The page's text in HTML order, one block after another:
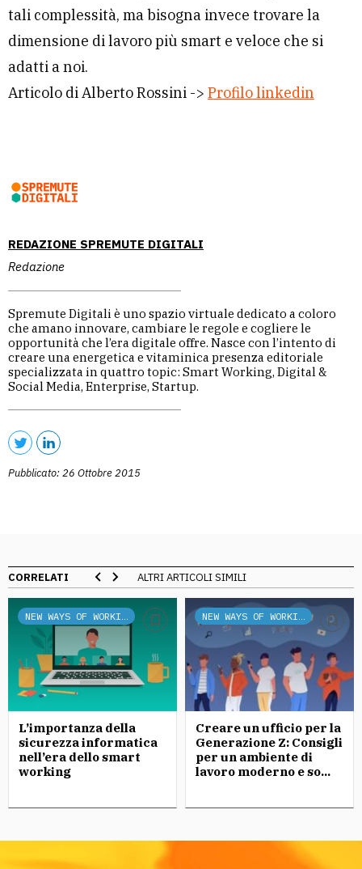
REDAZIONE SPREMUTE DIGITALI
Redazione
Spremute Digitali è uno spazio virtuale dedicato a coloro
che amano innovare, cambiare le regole e cogliere le
opportunità che l’era digitale offre. Nasce con l’intento di
creare una energetica e vitaminica presenza editoriale
specializzata in quattro topic: Smart Working, Digital &
Social Media, Enterprise, Startup.
Pubblicato: 26 Ottobre 2015
tali complessità, ma bisogna invece trovare la
dimensione di lavoro più smart e veloce che si
adatti a noi.
Articolo di Alberto Rossini -> Profilo linkedin
CORRELATI ALTRI ARTICOLI SIMILI
NEW WAYS OF WORKING
L’importanza della
sicurezza informatica
nell’era dello smart
working
NEW WAYS OF WORKING
Creare un ufficio per la
Generazione Z: Consigli
per un ambiente di
lavoro moderno e so...